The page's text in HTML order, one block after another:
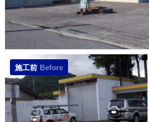
施工前 Before